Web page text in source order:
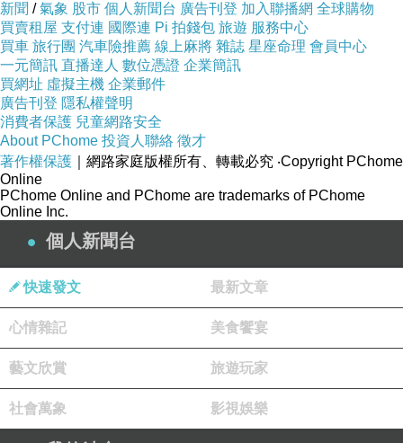
新聞 /氣象 股市 個人新聞台 廣告刊登 加入聯播網 全球購物
買賣租屋 支付連 國際連 Pi 拍錢包 旅遊 服務中心
買車 旅行團 汽車險推薦 線上麻將 雜誌 星座命理 會員中心
一元簡訊 直播達人 數位憑證 企業簡訊
買網址 虛擬主機 企業郵件
廣告刊登 隱私權聲明
消費者保護 兒童網路安全
About PChome 投資人聯絡 徵才
著作權保護 ｜網路家庭版權所有、轉載必究 ‧Copyright PChome
Online
PChome Online and PChome are trademarks of PChome
Online Inc.
個人新聞台
快速發文 最新文章
心情雜記 美食饗宴
藝文欣賞 旅遊玩家
社會萬象 影視娛樂